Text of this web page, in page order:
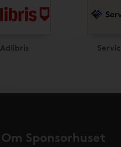
Adlibris
Om Sponsorhuset